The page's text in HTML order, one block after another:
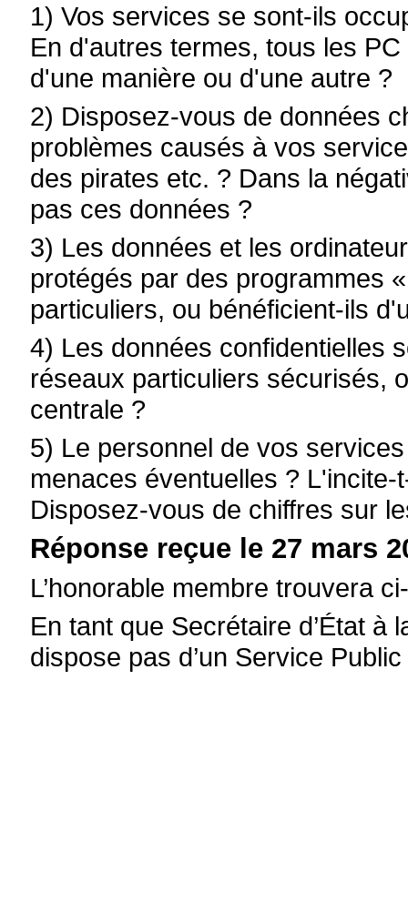
1) Vos services se sont-ils
En d'autres termes, tous les
d'une manière ou d'une autre ?
2) Disposez-vous de données
problèmes causés à vos
des pirates etc. ? Dans la
pas ces données ?
3) Les données et les
protégés par des programmes
particuliers, ou bénéficient-ils
4) Les données confidentielles
réseaux particuliers sécurisés,
centrale ?
5) Le personnel de vos
menaces éventuelles ?
Disposez-vous de chiffres sur
Réponse reçue le 27 mars
L’honorable membre trouvera
En tant que Secrétaire d’État à
dispose pas d’un Service